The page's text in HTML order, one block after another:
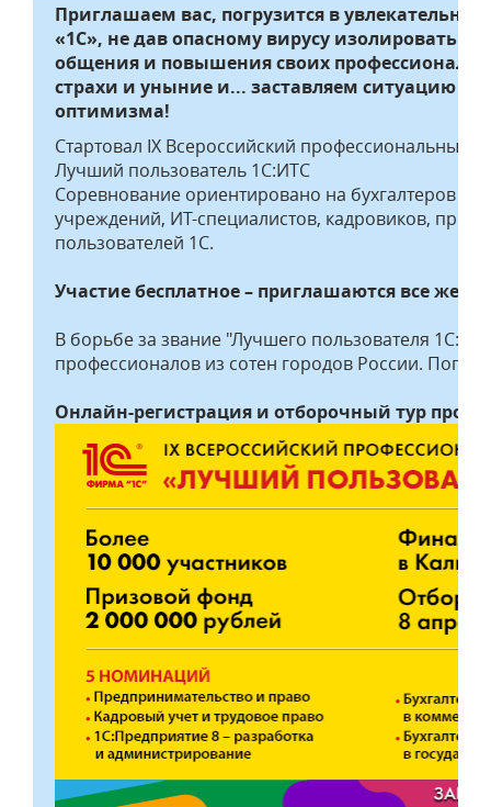
Приглашаем вас, погрузится в
«1С», не дав опасному вирусу изолировать
общения и повышения своих
страхи и уныние и... заставляем ситуацию
оптимизма!
Стартовал IX Всероссийский профессиональный
Лучший пользователь 1С:ИТС
Соревнование ориентировано на бухгалтеров
учреждений, ИТ-специалистов, кадровиков,
пользователей 1С.
Участие бесплатное – приглашаются все
В борьбе за звание "Лучшего пользователя
профессионалов из сотен городов России.
Онлайн-регистрация и отборочный тур